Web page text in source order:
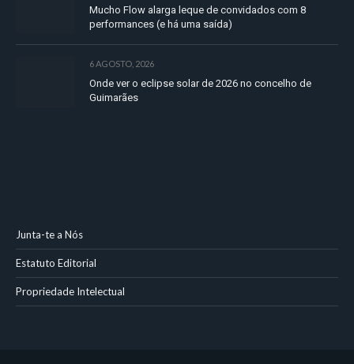
Mucho Flow alarga leque de convidados com 8
performances (e há uma saída)
6 AGOSTO, 2026
Onde ver o eclipse solar de 2026 no concelho de
Guimarães
Junta-te a Nós
Estatuto Editorial
Propriedade Intelectual